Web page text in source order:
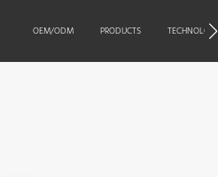
OEM/ODM PRODUCTS